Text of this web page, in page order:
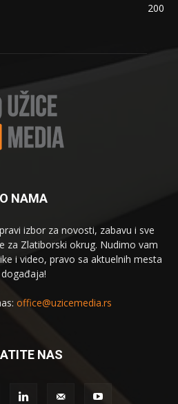
200
O NAMA
izbor za novosti, zabavu i sve
za Zlatiborski okrug. Nudimo vam
i video, pravo sa aktuelnih mesta
događaja!
office@uzicemedia.rs
NAS